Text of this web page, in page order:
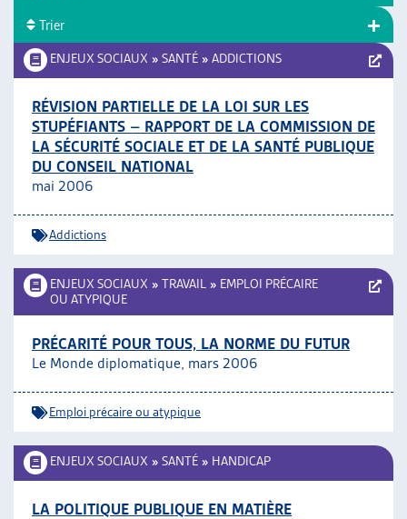
DOSSIERS DU MOIS
VEILLE
RESSOURCES
THÉMATIQUES
GUIDE SOCIAL ROMAND
AUTRES
ARTIAS
ENJEUX SOCIAUX » SANTÉ » ADDICTIONS
RÉVISION PARTIELLE DE LA LOI SUR LES
STUPÉFIANTS – RAPPORT DE LA COMMISSION DE
LA SÉCURITÉ SOCIALE ET DE LA SANTÉ PUBLIQUE
DU CONSEIL NATIONAL
mai 2006
Addictions
ENJEUX SOCIAUX » TRAVAIL » EMPLOI PRÉCAIRE
OU ATYPIQUE
PRÉCARITÉ POUR TOUS, LA NORME DU FUTUR
Le Monde diplomatique, mars 2006
Emploi précaire ou atypique
ENJEUX SOCIAUX » SANTÉ » HANDICAP
LA POLITIQUE PUBLIQUE EN MATIÈRE
Trier